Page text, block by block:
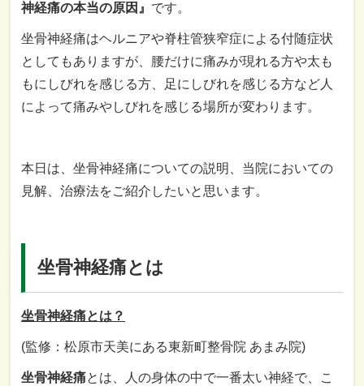
神経痛の本当の原因』 です。
坐骨神経痛はヘルニアや脊柱管狭窄症による付随症状
としてもありますが、腰だけに痛みが現れる方や太も
もにしびれを感じる方、足にしびれを感じる方など人
によって痛みやしびれを感じる場所が変わります。
本日は、坐骨神経痛についての説明、当院においての
見解、治療法をご紹介したいと思います。
坐骨神経痛とは
坐骨神経痛とは？
(監修：松原市天美にある東新町整骨院 あまみ院)
坐骨神経痛とは、人の身体の中で一番太い神経で、こ